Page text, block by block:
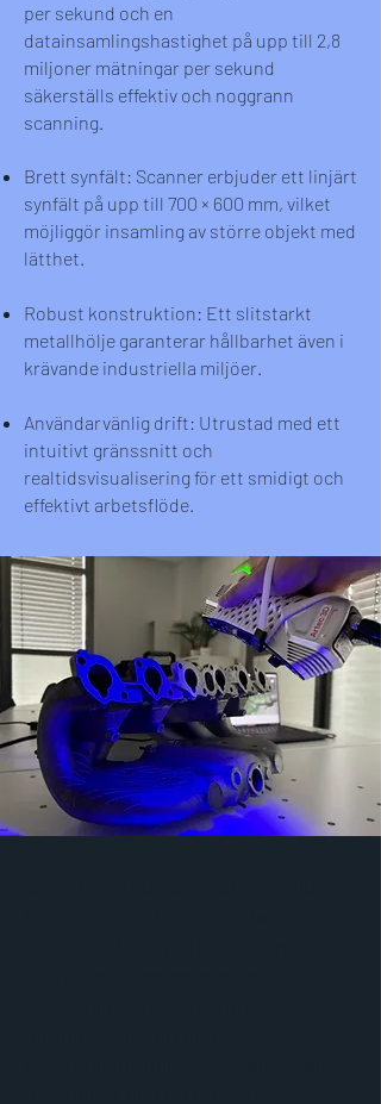
per sekund och en
datainsamlingshastighet på upp till 2,8
miljoner mätningar per sekund
säkerställs effektiv och noggrann
scanning.
Brett synfält: Scanner erbjuder ett linjärt
synfält på upp till 700 × 600 mm, vilket
möjliggör insamling av större objekt med
lätthet.
Robust konstruktion: Ett slitstarkt
metallhölje garanterar hållbarhet även i
krävande industriella miljöer.
Användarvänlig drift: Utrustad med ett
intuitivt gränssnitt och
realtidsvisualisering för ett smidigt och
effektivt arbetsflöde.